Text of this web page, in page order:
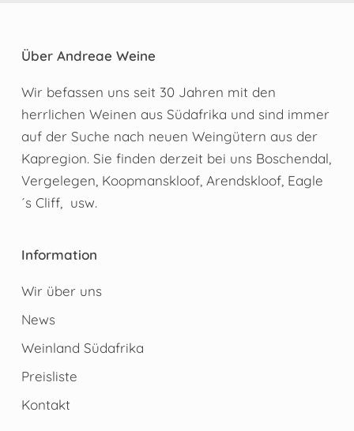
Über Andreae Weine
Wir befassen uns seit 30 Jahren mit den
herrlichen Weinen aus Südafrika und sind immer
auf der Suche nach neuen Weingütern aus der
Kapregion. Sie finden derzeit bei uns Boschendal,
Vergelegen, Koopmanskloof, Arendskloof, Eagle
´s Cliff, usw.
Information
Wir über uns
News
Weinland Südafrika
Preisliste
Kontakt